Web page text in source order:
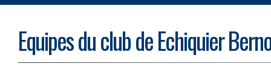
Equipes du club de Echiquier